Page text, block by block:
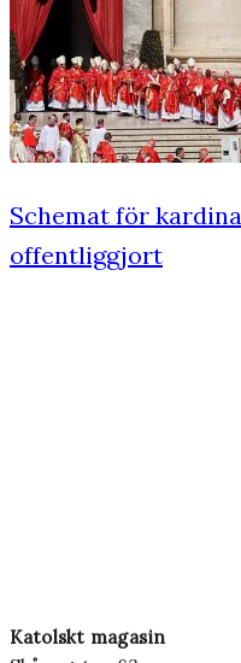
Schemat för
offentliggjort
Katolskt magasin